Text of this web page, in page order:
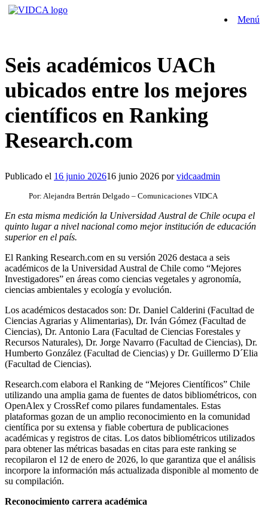
Saltar
Menú
Seis académicos UACh
ubicados entre los mejores
científicos en Ranking
Research.com
Publicado el 16 junio 202616 junio 2026 porvidcaadmin
Por: Alejandra Bertrán Delgado – Comunicaciones VIDCA
En esta misma medición la Universidad Austral de Chile ocupa el
quinto lugar a nivel nacional como mejor institución de educación
superior en el país.
El Ranking Research.com en su versión 2026 destaca a seis
académicos de la Universidad Austral de Chile como “Mejores
Investigadores” en áreas como ciencias vegetales y agronomía,
ciencias ambientales y ecología y evolución.
Los académicos destacados son: Dr. Daniel Calderini (Facultad de
Ciencias Agrarias y Alimentarias), Dr. Iván Gómez (Facultad de
Ciencias), Dr. Antonio Lara (Facultad de Ciencias Forestales y
Recursos Naturales), Dr. Jorge Navarro (Facultad de Ciencias), Dr.
Humberto González (Facultad de Ciencias) y Dr. Guillermo D´Elia
(Facultad de Ciencias).
Research.com elabora el Ranking de “Mejores Científicos” Chile
utilizando una amplia gama de fuentes de datos bibliométricos, con
OpenAlex y CrossRef como pilares fundamentales. Estas
plataformas gozan de un amplio reconocimiento en la comunidad
científica por su extensa y fiable cobertura de publicaciones
académicas y registros de citas. Los datos bibliométricos utilizados
para obtener las métricas basadas en citas para este ranking se
recopilaron el 12 de enero de 2026, lo que garantiza que el análisis
incorpore la información más actualizada disponible al momento de
su compilación.
Reconocimiento carrera académica